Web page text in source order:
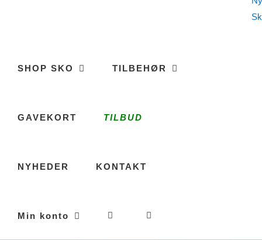
SHOP SKO TILBEHØR
GAVEKORT TILBUD
NYHEDER KONTAKT
Min konto